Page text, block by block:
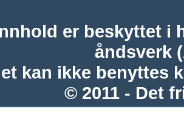
er beskyttet i
åndsverk
kan ikke benyttes
© 2011 - Det